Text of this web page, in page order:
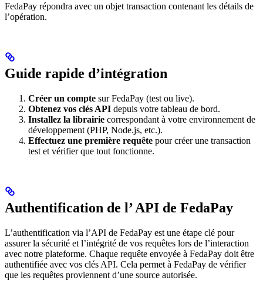
FedaPay répondra avec un objet transaction contenant les détails de
l’opération.
Guide rapide d’intégration
Créer un compte sur FedaPay (test ou live).
Obtenez vos clés API depuis votre tableau de bord.
Installez la librairie correspondant à votre environnement de
développement (PHP, Node.js, etc.).
Effectuez une première requête pour créer une transaction
test et vérifier que tout fonctionne.
Authentification de l’ API de FedaPay
L’authentification via l’API de FedaPay est une étape clé pour
assurer la sécurité et l’intégrité de vos requêtes lors de l’interaction
avec notre plateforme. Chaque requête envoyée à FedaPay doit être
authentifiée avec vos clés API. Cela permet à FedaPay de vérifier
que les requêtes proviennent d’une source autorisée.